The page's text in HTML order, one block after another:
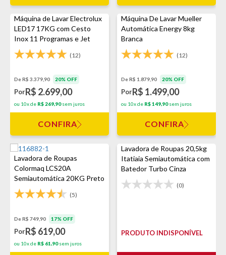
Máquina de Lavar Electrolux
LED17 17KG com Cesto
Inox 11 Programas e Jet
Clean Branco
(12)
De R$ 3.379,90 20% OFF
PorR$ 2.699,00
ou 10x de R$ 269,90sem juros
CONFIRA
Máquina De Lavar Mueller
Automática Energy 8kg
Branca
(12)
De R$ 1.879,90 20% OFF
PorR$ 1.499,00
ou 10x de R$ 149,90sem juros
CONFIRA
Lavadora de Roupas
Colormaq LCS20A
Semiautomática 20KG Preto
(5)
De R$ 749,90 17% OFF
PorR$ 619,00
ou 10x de R$ 61,90sem juros
Lavadora de Roupas 20,5kg
Itatiaia Semiautomática com
Batedor Turbo Cinza
(0)
PRODUTO INDISPONÍVEL